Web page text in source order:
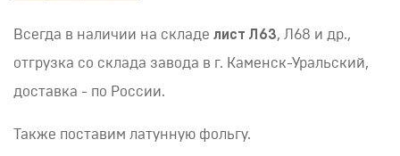
Всегда в наличии на складе лист Л63, Л68 и др.,
отгрузка со склада завода в г. Каменск-Уральский,
доставка - по России.
Также поставим латунную фольгу.